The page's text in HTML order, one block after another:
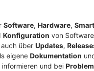
Software, Hardware, Smart
Konfiguration von
über Updates,
eigene Dokumentation
und bei